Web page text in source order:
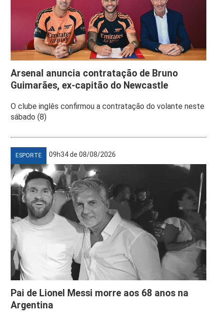
Arsenal anuncia contratação de Bruno
Guimarães, ex-capitão do Newcastle
O clube inglês confirmou a contratação do volante neste
sábado (8)
ESPORTE 09h34 de 08/08/2026
Pai de Lionel Messi morre aos 68 anos na
Argentina